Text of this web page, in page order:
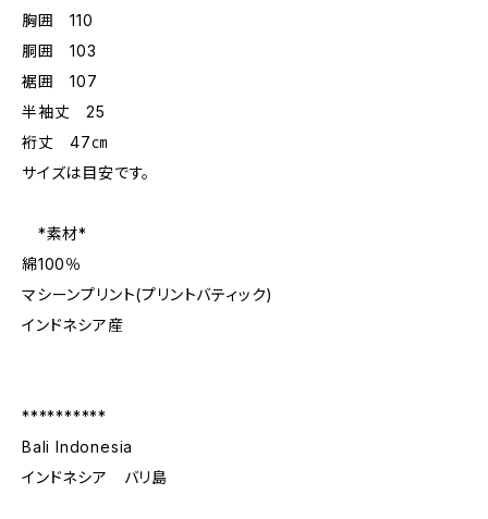
胸囲 110
胴囲 103
裾囲 107
半袖丈 25
裄丈 47㎝
サイズは目安です。
*素材*
綿100％
マシーンプリント(プリントバティック)
インドネシア産
**********
Bali Indonesia
インドネシア バリ島